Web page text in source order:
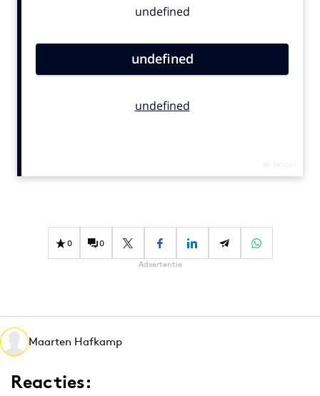
Contentmarketing
Effectiviteit
Gedragsverandering
Martech
Media
Merkstrategie
PR
0 0
Advertentie
Maarten Hafkamp
Reacties: